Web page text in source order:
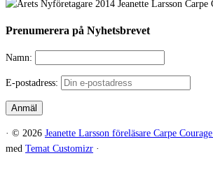
Prenumerera på Nyhetsbrevet
Namn:
E-postadress:
· © 2026 Jeanette Larsson föreläsare Carpe Courage
med Temat Customizr ·